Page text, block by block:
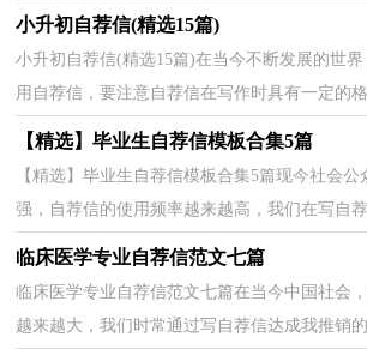
的格式。相信大家又在为写自荐信犯愁了吧！以
小升初自荐信(精选15篇)
小升初自荐信(精选15篇)在当今不断发展的世
用自荐信，要注意自荐信在写作时具有一定的
毫无头绪？下面是小编精心整理的小升初自荐信
【精选】毕业生自荐信模板合集5篇
【精选】毕业生自荐信模板合集5篇现今社会
强，自荐信的使用频率越来越高，我们在写自
些写作要诀。到底应如何写自荐信呢？下面是小
临床医学专业自荐信范文七篇
临床医学专业自荐信范文七篇在当今中国社会
越来越大，我们时常通过写自荐信达成我推销